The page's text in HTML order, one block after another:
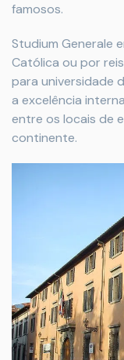
famosos.
Studium Generale
Católica ou por
para universidade
a excelência
entre os locais de
continente.